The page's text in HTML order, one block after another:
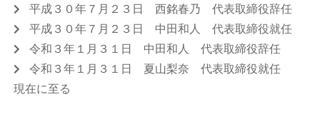
平成３０年７月２３日 西銘春乃 代表取締役辞任
平成３０年７月２３日 中田和人 代表取締役就任
令和３年１月３１日 中田和人 代表取締役辞任
令和３年１月３１日 夏山梨奈 代表取締役就任
現在に至る